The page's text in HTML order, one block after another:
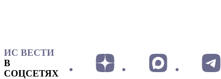
ИС ВЕСТИ
В
СОЦСЕТЯХ